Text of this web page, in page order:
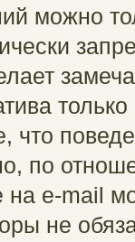
можно
что
по
e-mail
не